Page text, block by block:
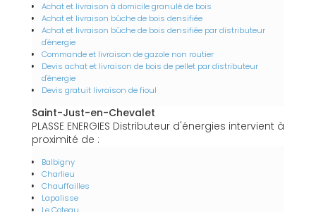
Achat et livraison à domicile granulé de bois
Achat et livraison bûche de bois densifiée
Achat et livraison bûche de bois densifiée par distributeur
d'énergie
Commande et livraison de gazole non routier
Devis achat et livraison de bois de pellet par distributeur
d'énergie
Devis gratuit livraison de fioul
Saint-Just-en-Chevalet
PLASSE ENERGIES Distributeur d'énergies intervient à
proximité de :
Balbigny
Charlieu
Chauffailles
Lapalisse